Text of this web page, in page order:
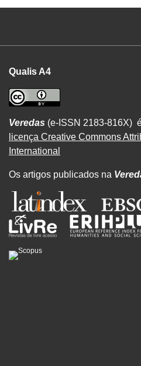
Qualis A4
Veredas (e-ISSN 2183-816X)
licença Creative Commons
International
Os artigos publicados na